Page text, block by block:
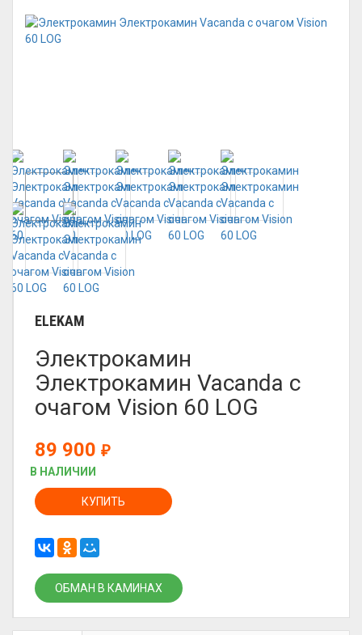
ELEKAM
Электрокамин
Электрокамин Vacanda с
очагом Vision 60 LOG
89 900 ₽
В НАЛИЧИИ
КУПИТЬ
ОБМАН В КАМИНАХ